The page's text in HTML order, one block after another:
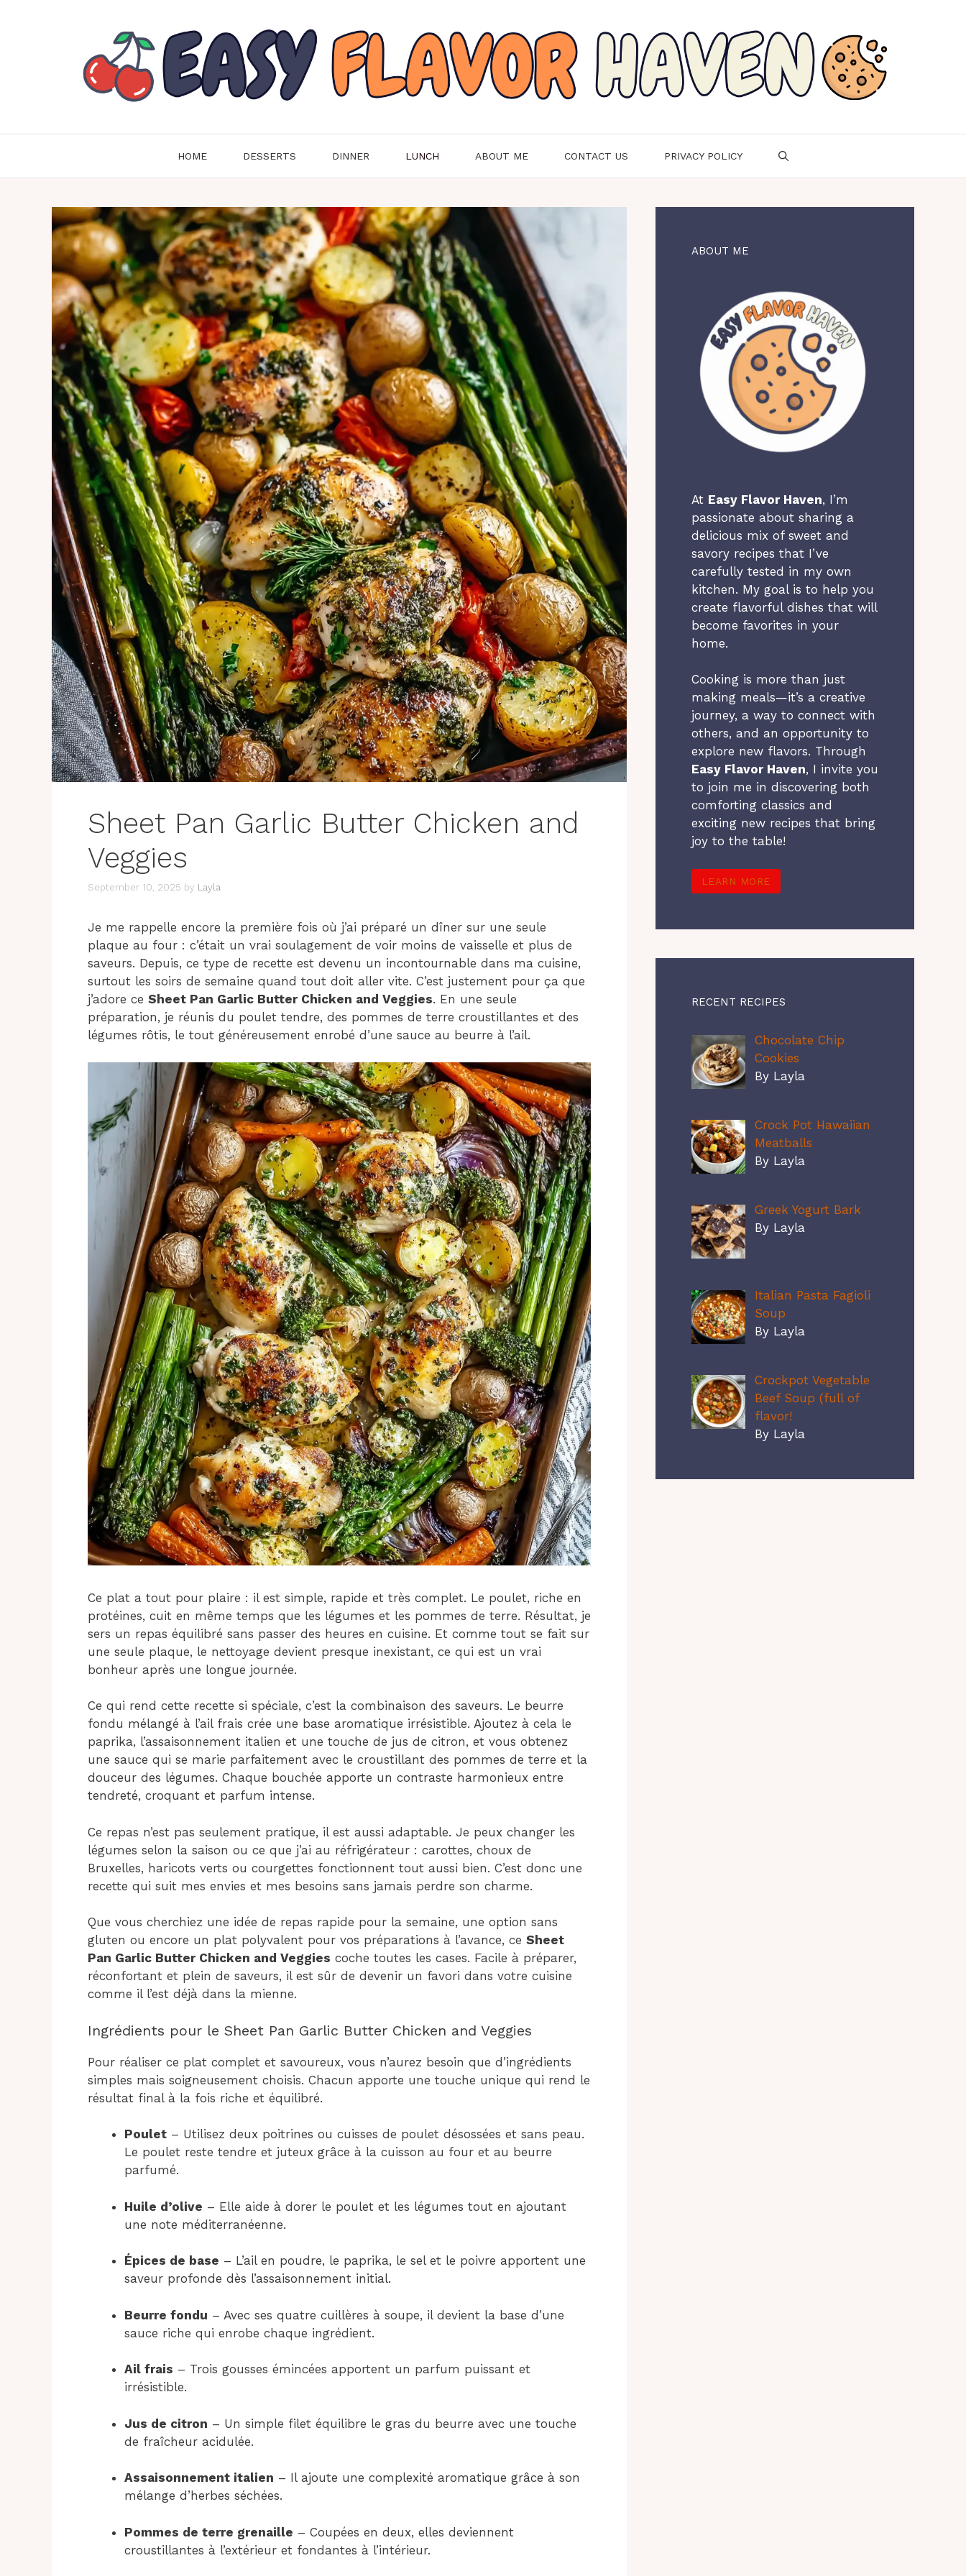
HOME DESSERTS DINNER LUNCH ABOUT ME CONTACT US PRIVACY POLICY
Sheet Pan Garlic Butter Chicken and
Veggies
September 10, 2025 by Layla
Je me rappelle encore la première fois où j’ai préparé un dîner sur une seule
plaque au four : c’était un vrai soulagement de voir moins de vaisselle et plus de
saveurs. Depuis, ce type de recette est devenu un incontournable dans ma cuisine,
surtout les soirs de semaine quand tout doit aller vite. C’est justement pour ça que
j’adore ce Sheet Pan Garlic Butter Chicken and Veggies. En une seule
préparation, je réunis du poulet tendre, des pommes de terre croustillantes et des
légumes rôtis, le tout généreusement enrobé d’une sauce au beurre à l’ail.
Ce plat a tout pour plaire : il est simple, rapide et très complet. Le poulet, riche en
protéines, cuit en même temps que les légumes et les pommes de terre. Résultat, je
sers un repas équilibré sans passer des heures en cuisine. Et comme tout se fait sur
une seule plaque, le nettoyage devient presque inexistant, ce qui est un vrai
bonheur après une longue journée.
Ce qui rend cette recette si spéciale, c’est la combinaison des saveurs. Le beurre
fondu mélangé à l’ail frais crée une base aromatique irrésistible. Ajoutez à cela le
paprika, l’assaisonnement italien et une touche de jus de citron, et vous obtenez
une sauce qui se marie parfaitement avec le croustillant des pommes de terre et la
douceur des légumes. Chaque bouchée apporte un contraste harmonieux entre
tendreté, croquant et parfum intense.
Ce repas n’est pas seulement pratique, il est aussi adaptable. Je peux changer les
légumes selon la saison ou ce que j’ai au réfrigérateur : carottes, choux de
Bruxelles, haricots verts ou courgettes fonctionnent tout aussi bien. C’est donc une
recette qui suit mes envies et mes besoins sans jamais perdre son charme.
Que vous cherchiez une idée de repas rapide pour la semaine, une option sans
gluten ou encore un plat polyvalent pour vos préparations à l’avance, ce Sheet
Pan Garlic Butter Chicken and Veggies coche toutes les cases. Facile à préparer,
réconfortant et plein de saveurs, il est sûr de devenir un favori dans votre cuisine
comme il l’est déjà dans la mienne.
Ingrédients pour le Sheet Pan Garlic Butter Chicken and Veggies
Pour réaliser ce plat complet et savoureux, vous n’aurez besoin que d’ingrédients
simples mais soigneusement choisis. Chacun apporte une touche unique qui rend le
résultat final à la fois riche et équilibré.
Poulet – Utilisez deux poitrines ou cuisses de poulet désossées et sans peau.
Le poulet reste tendre et juteux grâce à la cuisson au four et au beurre
parfumé.
Huile d’olive – Elle aide à dorer le poulet et les légumes tout en ajoutant
une note méditerranéenne.
Épices de base – L’ail en poudre, le paprika, le sel et le poivre apportent une
saveur profonde dès l’assaisonnement initial.
Beurre fondu – Avec ses quatre cuillères à soupe, il devient la base d’une
sauce riche qui enrobe chaque ingrédient.
Ail frais – Trois gousses émincées apportent un parfum puissant et
irrésistible.
Jus de citron – Un simple filet équilibre le gras du beurre avec une touche
de fraîcheur acidulée.
Assaisonnement italien – Il ajoute une complexité aromatique grâce à son
mélange d’herbes séchées.
Pommes de terre grenaille – Coupées en deux, elles deviennent
croustillantes à l’extérieur et fondantes à l’intérieur.
ABOUT ME
At Easy Flavor Haven, I’m
passionate about sharing a
delicious mix of sweet and
savory recipes that I’ve
carefully tested in my own
kitchen. My goal is to help you
create flavorful dishes that will
become favorites in your
home.
Cooking is more than just
making meals—it’s a creative
journey, a way to connect with
others, and an opportunity to
explore new flavors. Through
Easy Flavor Haven, I invite you
to join me in discovering both
comforting classics and
exciting new recipes that bring
joy to the table!
LEARN MORE
RECENT RECIPES
Chocolate Chip
Cookies
By Layla
Crock Pot Hawaiian
Meatballs
By Layla
Greek Yogurt Bark
By Layla
Italian Pasta Fagioli
Soup
By Layla
Crockpot Vegetable
Beef Soup (full of
flavor!
By Layla